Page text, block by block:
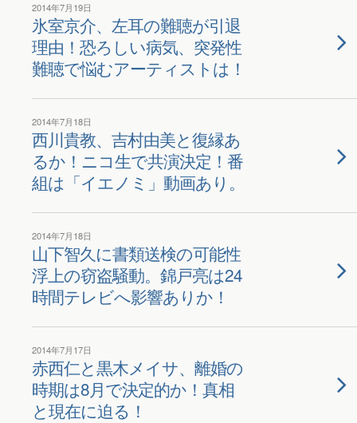
2014年7月19日
氷室京介、左耳の難聴が引退
理由！恐ろしい病気、突発性
難聴で悩むアーティストは！
2014年7月18日
西川貴教、吉村由美と復縁あ
るか！ニコ生で共演決定！番
組は「イエノミ」動画あり。
2014年7月18日
山下智久に書類送検の可能性
浮上の窃盗騒動。錦戸亮は24
時間テレビへ影響ありか！
2014年7月17日
赤西仁と黒木メイサ、離婚の
時期は8月で決定的か！真相
と現在に迫る！